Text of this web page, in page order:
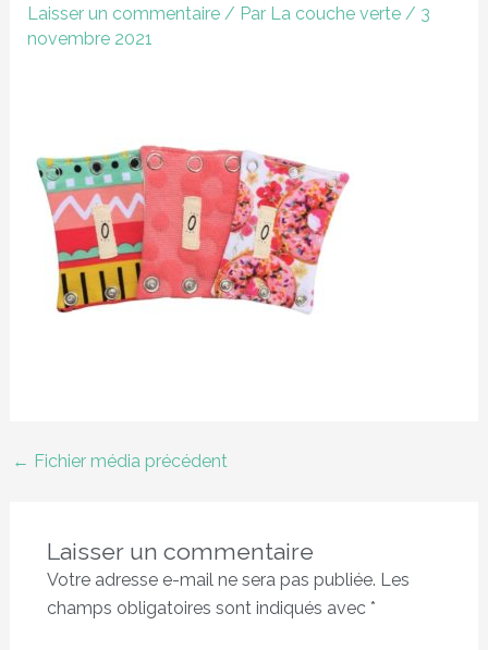
Laisser un commentaire / Par La couche verte / 3
novembre 2021
← Fichier média précédent
Laisser un commentaire
Votre adresse e-mail ne sera pas publiée. Les
champs obligatoires sont indiqués avec *